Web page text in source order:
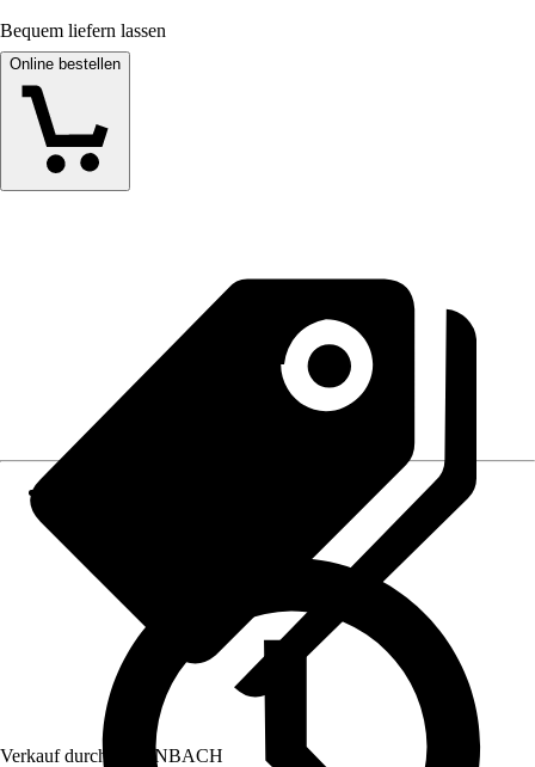
Bequem liefern lassen
Online bestellen
Verkauf durch: HORNBACH